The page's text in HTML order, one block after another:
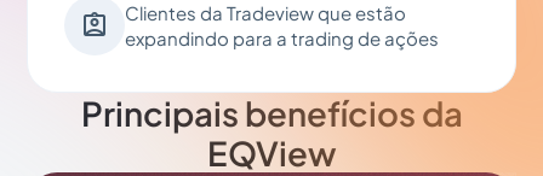

Clientes da Tradeview que estão
expandindo para a trading de ações
Principais benefícios da
EQView